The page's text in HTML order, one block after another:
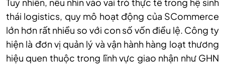
thái logistics, quy mô hoạt động của SCommerce
lớn hơn rất nhiều so với con số vốn điều lệ. Công ty
hiện là đơn vị quản lý và vận hành hàng loạt thương
hiệu quen thuộc trong lĩnh vực giao nhận như GHN